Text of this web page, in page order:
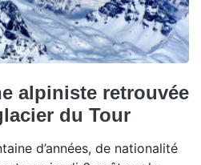
alpiniste retrouvée
du Tour
d’années, de nationalité